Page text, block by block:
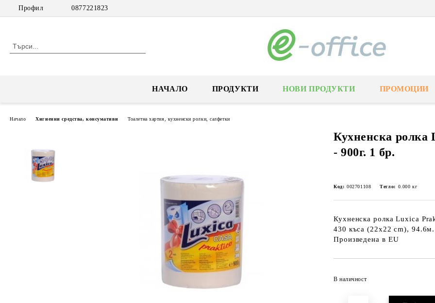
Профил 0877221823
НАЧАЛО ПРОДУКТИ НОВИ ПРОДУКТИ ПРОМОЦИИ
Начало Хигиенни средства, консумативи Тоалетна хартия, кухненски ролки, салфетки
Кухненска ролка
- 900г. 1 бр.
Код: 002701108 Тегло: 0.000 кг
Кухненска ролка Luxica
430 къса (22x22 cm), 94.6м.
Произведена в EU
В наличност